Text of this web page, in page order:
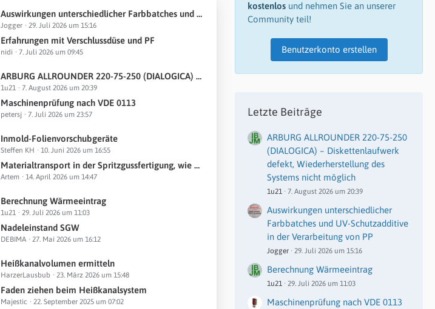
Auswirkungen unterschiedlicher Farbbatches und UV-Schutzadditive in der Verarbeitung von PP
Jogger 29. Juli 2026 um 15:16
Erfahrungen mit Verschlussdüse und PF
nidi 7. Juli 2026 um 09:45
ARBURG ALLROUNDER 220-75-250 (DIALOGICA) – Diskettenlaufwerk defekt, Wiederherstellung des Systems nicht möglich
1u21 7. August 2026 um 20:39
Maschinenprüfung nach VDE 0113
petersj 7. Juli 2026 um 23:57
Inmold-Folienvorschubgeräte
Steffen KH 10. Juni 2026 um 16:55
Materialtransport in der Spritzgussfertigung, wie habt ihr das gelöst?
Artem 14. April 2026 um 14:47
Berechnung Wärmeeintrag
1u21 29. Juli 2026 um 11:03
Nadeleinstand SGW
DEBIMA 27. Mai 2026 um 16:12
Heißkanalvolumen ermitteln
HarzerLausbub 23. März 2026 um 15:48
Faden ziehen beim Heißkanalsystem
Majestic 22. September 2025 um 07:02
kostenlos und nehmen Sie an unserer
Community teil!
Benutzerkonto erstellen
Letzte Beiträge
ARBURG ALLROUNDER 220-75-250
(DIALOGICA) – Diskettenlaufwerk
defekt, Wiederherstellung des
Systems nicht möglich
1u21 7. August 2026 um 20:39
Auswirkungen unterschiedlicher
Farbbatches und UV-Schutzadditive
in der Verarbeitung von PP
Jogger 29. Juli 2026 um 15:16
Berechnung Wärmeeintrag
1u21 29. Juli 2026 um 11:03
Maschinenprüfung nach VDE 0113